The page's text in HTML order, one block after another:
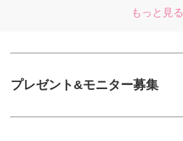
もっと見る
プレゼント&モニター募集